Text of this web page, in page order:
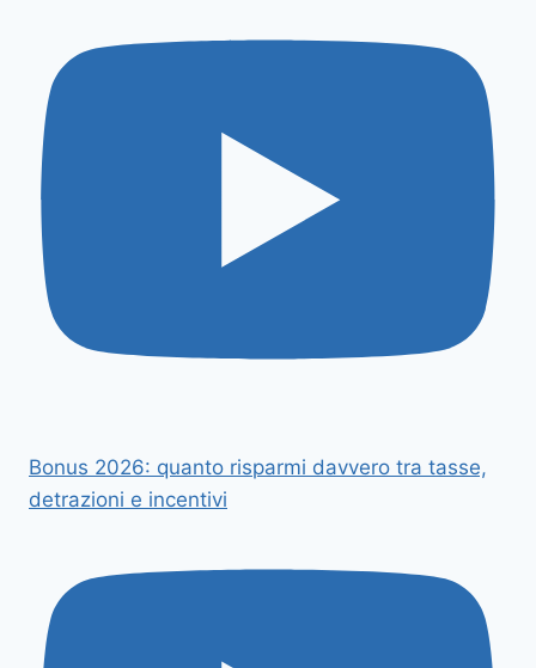
Bonus 2026: quanto risparmi davvero tra tasse,
detrazioni e incentivi